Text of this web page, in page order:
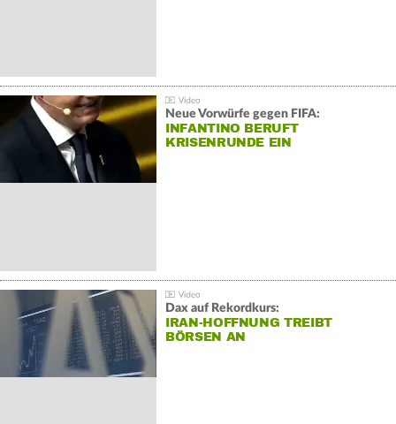
Neue Vorwürfe gegen FIFA:
INFANTINO BERUFT
KRISENRUNDE EIN
Dax auf Rekordkurs:
IRAN-HOFFNUNG TREIBT
BÖRSEN AN